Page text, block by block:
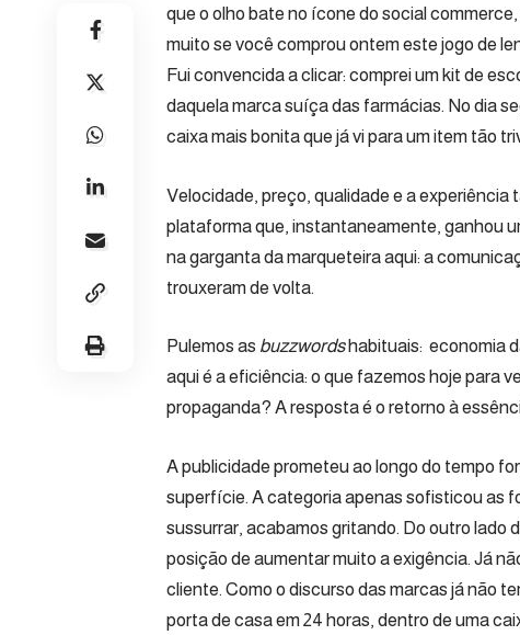
que o olho bate no ícone do social
muito se você comprou ontem este jogo de
Fui convencida a clicar: comprei um kit de
daquela marca suíça das farmácias. No dia
caixa mais bonita que já vi para um item tão
Velocidade, preço, qualidade e a experiência
plataforma que, instantaneamente, ganhou
na garganta da marqueteira aqui: a
trouxeram de volta.
Pulemos as buzzwordshabituais: economia
aqui é a eficiência: o que fazemos hoje para
propaganda? A resposta é o retorno à
A publicidade prometeu ao longo do tempo
superfície. A categoria apenas sofisticou as
sussurrar, acabamos gritando. Do outro lado
posição de aumentar muito a exigência. Já
cliente. Como o discurso das marcas já não
porta de casa em 24 horas, dentro de uma